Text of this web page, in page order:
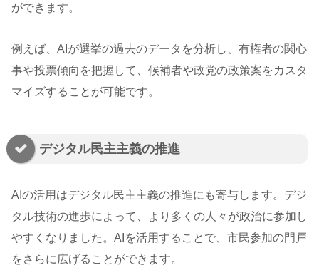
ができます。
例えば、AIが選挙の過去のデータを分析し、有権者の関心
事や投票傾向を把握して、候補者や政党の政策案をカスタ
マイズすることが可能です。
デジタル民主主義の推進
AIの活用はデジタル民主主義の推進にも寄与します。デジ
タル技術の進歩によって、より多くの人々が政治に参加し
やすくなりました。AIを活用することで、市民参加の門戸
をさらに広げることができます。